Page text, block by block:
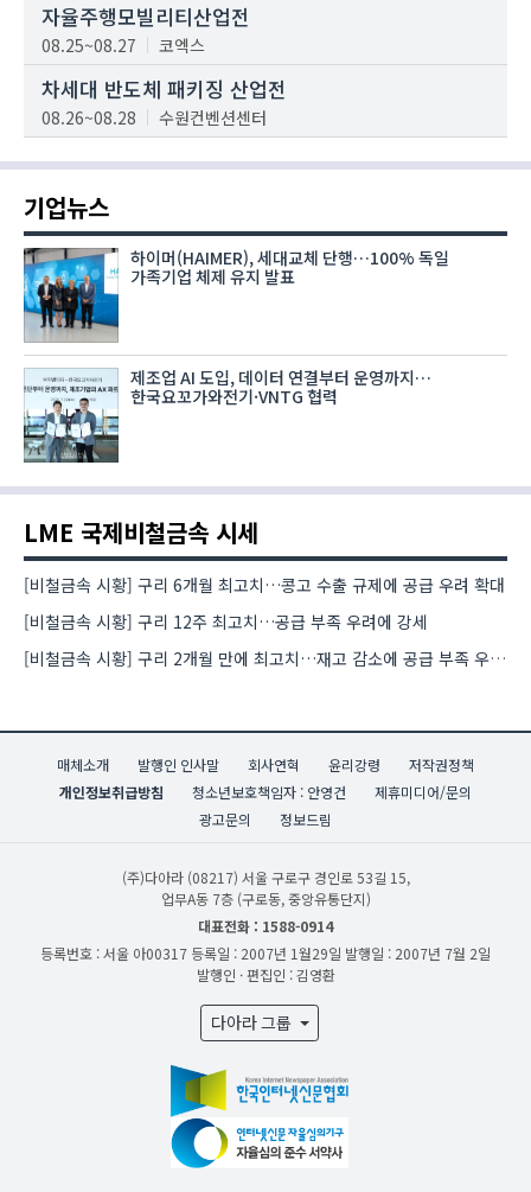
자율주행모빌리티산업전
08.25~08.27 코엑스
차세대 반도체 패키징 산업전
08.26~08.28 수원컨벤션센터
기업뉴스
하이머(HAIMER), 세대교체 단행…100% 독일
가족기업 체제 유지 발표
제조업 AI 도입, 데이터 연결부터 운영까지…
한국요꼬가와전기·VNTG 협력
LME 국제비철금속 시세
[비철금속 시황] 구리 6개월 최고치…콩고 수출 규제에 공급 우려 확대
[비철금속 시황] 구리 12주 최고치…공급 부족 우려에 강세
[비철금속 시황] 구리 2개월 만에 최고치…재고 감소에 공급 부족 우려 확대
매체소개 발행인 인사말 회사연혁 윤리강령
저작권정책
개인정보취급방침
청소년보호책임자 : 안영건
제휴미디어/문의
광고문의
정보드림
(주)다아라 (08217) 서울 구로구 경인로 53길 15,
업무A동 7층 (구로동, 중앙유통단지)
대표전화 : 1588-0914
등록번호 : 서울 아00317 등록일 : 2007년 1월29일 발행일 : 2007년 7월 2일
발행인 · 편집인 : 김영환
다아라 그룹